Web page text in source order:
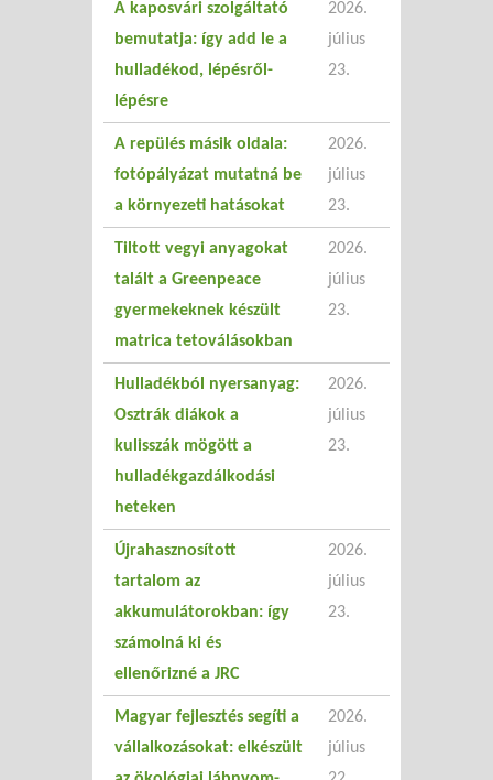
A kaposvári szolgáltató
bemutatja: így add le a
hulladékod, lépésről-
lépésre
2026.
július
23.
A repülés másik oldala:
fotópályázat mutatná be
a környezeti hatásokat
2026.
július
23.
Tiltott vegyi anyagokat
talált a Greenpeace
gyermekeknek készült
matrica tetoválásokban
2026.
július
23.
Hulladékból nyersanyag:
Osztrák diákok a
kulisszák mögött a
hulladékgazdálkodási
heteken
2026.
július
23.
Újrahasznosított
tartalom az
akkumulátorokban: így
számolná ki és
ellenőrizné a JRC
2026.
július
23.
Magyar fejlesztés segíti a
vállalkozásokat: elkészült
2026.
július